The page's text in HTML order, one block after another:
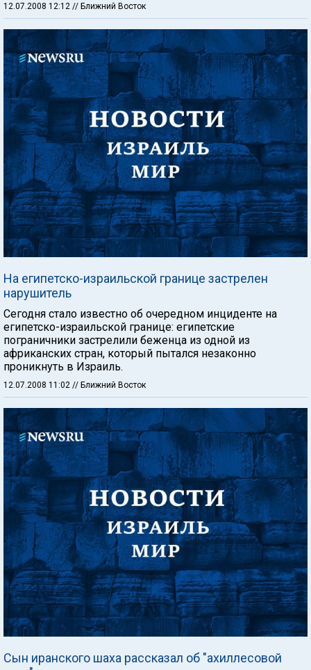
12.07.2008 12:12 // Ближний Восток
На египетско-израильской границе застрелен
нарушитель
Сегодня стало известно об очередном инциденте на
египетско-израильской границе: египетские
пограничники застрелили беженца из одной из
африканских стран, который пытался незаконно
проникнуть в Израиль.
12.07.2008 11:02 // Ближний Восток
Сын иранского шаха рассказал об "ахиллесовой